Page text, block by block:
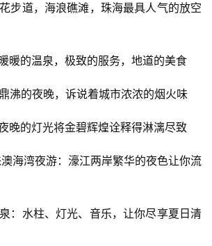
步道，海浪礁滩，珠海最具人气的放空
暖的温泉，极致的服务，地道的美食
沸的夜晚，诉说着城市浓浓的烟火味
晚的灯光将金碧辉煌诠释得淋漓尽致
海湾夜游：濠江两岸繁华的夜色让你流
：水柱、灯光、音乐，让你尽享夏日清